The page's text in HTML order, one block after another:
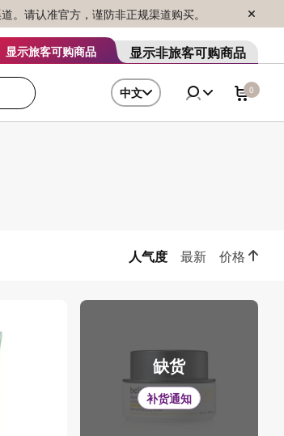
请认准官方，谨防非正规渠道购买。
显示旅客可购商品 显示非旅客可购商品
中文 0
人气度 最新 价格
缺货
补货通知